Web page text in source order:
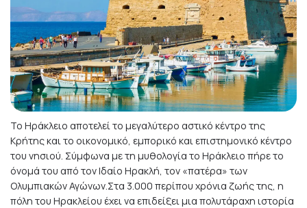
Το Ηράκλειο αποτελεί το μεγαλύτερο αστικό κέντρο της
Κρήτης και το οικονομικό, εμπορικό και επιστημονικό κέντρο
του νησιού. Σύμφωνα με τη μυθολογία το Ηράκλειο πήρε το
όνομά του από τον Ιδαίο Ηρακλή, τον «πατέρα» των
Ολυμπιακών Αγώνων.Στα 3.000 περίπου χρόνια ζωής της, η
πόλη του Ηρακλείου έχει να επιδείξει μια πολυτάραχη ιστορία